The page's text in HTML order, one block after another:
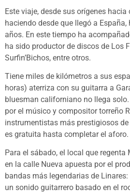
Este viaje, desde sus orígenes hacia
haciendo desde que llegó a
años. En este tiempo ha
ha sido productor de discos de Los
Surfin’Bichos, entre otros.
Tiene miles de kilómetros a sus
horas) aterriza con su guitarra a
bluesman californiano no llega
por el músico y compositor torreño
instrumentistas más prestigiosos
es gratuita hasta completar el aforo.
Para el sábado, el local que
en la calle Nueva apuesta por el
bandas más legendarias de
un sonido guitarrero basado en el